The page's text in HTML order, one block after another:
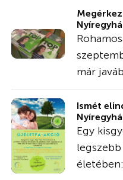
már
Ismét
Egy